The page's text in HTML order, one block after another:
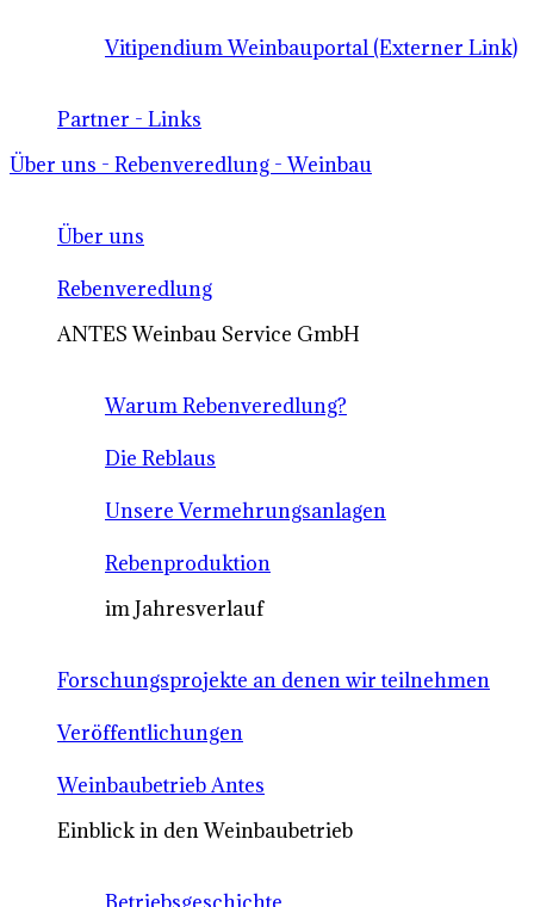
Vitipendium Weinbauportal (Externer Link)
Partner - Links
Über uns - Rebenveredlung - Weinbau
Über uns
Rebenveredlung
ANTES Weinbau Service GmbH
Warum Rebenveredlung?
Die Reblaus
Unsere Vermehrungsanlagen
Rebenproduktion
im Jahresverlauf
Forschungsprojekte an denen wir teilnehmen
Veröffentlichungen
Weinbaubetrieb Antes
Einblick in den Weinbaubetrieb